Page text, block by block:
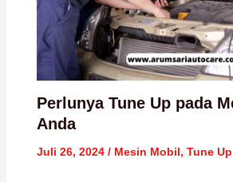
Perlunya Tune Up pada
Anda
Juli 26, 2024 / Mesin Mobil, Tune Up